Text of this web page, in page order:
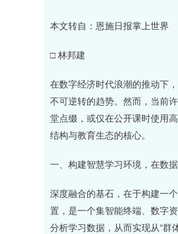
本文转自：恩施日报掌上世界
□ 林邦建
在数字经济时代浪潮的推动下
不可逆转的趋势。然而，当前
堂点缀，或仅在公开课时使用
结构与教育生态的核心。
一、构建智慧学习环境，在数
深度融合的基石，在于构建一
置，是一个集智能终端、数字
分析学习数据，从而实现从“群